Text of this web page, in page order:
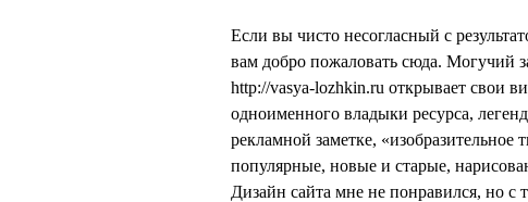
Если вы чисто несогласный с
вам добро пожаловать сюда. Могучий
http://vasya-lozhkin.ru открывает свои
одноименного владыки ресурса,
рекламной заметке,
популярные, новые и старые,
Дизайн сайта мне не понравился, но с